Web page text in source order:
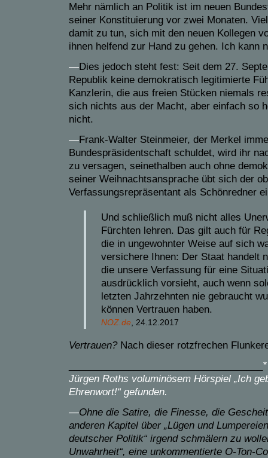
Mehr nämlich an Politik ist im neuen
seiner Konstituierung vor zwei Monaten.
damit zu tun, sich mit den neuen Kollegen
ihnen helfend zur Hand zu gehen. Ich kann
—Dies jedoch steht fest: Seit dem 27.
Republik keine demokratisch legitimierte
Kanzlerin, die aus freien Stücken niemals
sich nichts aus der Macht, aber einfach so
nicht.
—Frank-Walter Steinmeier, der Merkel
Bundespräsidentschaft schuldet, wird ihr
zu versagen, seinethalben auch ohne
seiner Weihnachtsansprache übt sich der
Verfassungsrepräsentant als Schönredner
Und schließlich muß nicht alles
Fürchten lehren. Das gilt auch für
die in ungewohnter Weise auf sich
versichere Ihnen: Der Staat handelt
die unsere Verfassung für eine
ausdrücklich vorsieht, auch wenn
letzten Jahrzehnten nie gebraucht
können Vertrauen haben.
NOZ.de , 24.12.2017
Vertrauen?Nach dieser rotzfrechen
Jürgen Roths voluminösem Hörspiel „Ich
Ehrenwort!“ gefunden.
—Ohne die Satire, die Finesse, die
anderen Kapitel über „Lügen und
deutscher Politik“ irgend schmälern zu
Unwahrheit“, eine unkommentierte O-Ton-